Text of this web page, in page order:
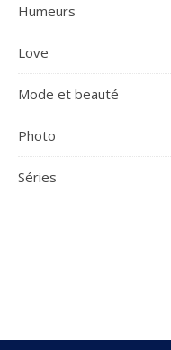
Humeurs
Love
Mode et beauté
Photo
Séries